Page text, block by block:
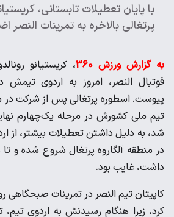
با پایان تعطیلات تابستانی،
پرتغالی بالاخره به تمرینات النصر
به گزارش ورزش 360
، کریستیانو
فوتبال النصر، امروز به اردوی تیمش
پیوست. اسطوره پرتغالی پس از شرکت در
تیم ملی کشورش در مرحله یک‌چهارم
در منطقه آلگاروه پرتغال شروع شده و تا
داشت، غایب بود.
کاپیتان تیم النصر در تمرینات صبحگاهی
کرد، زیرا هنگام رسیدنش به اردوی